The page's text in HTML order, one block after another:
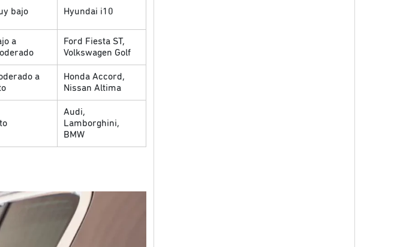
bajo Hyundai i10
a
Ford Fiesta ST,
Volkswagen Golf
a
Honda Accord,
Nissan Altima
Audi,
Lamborghini,
BMW